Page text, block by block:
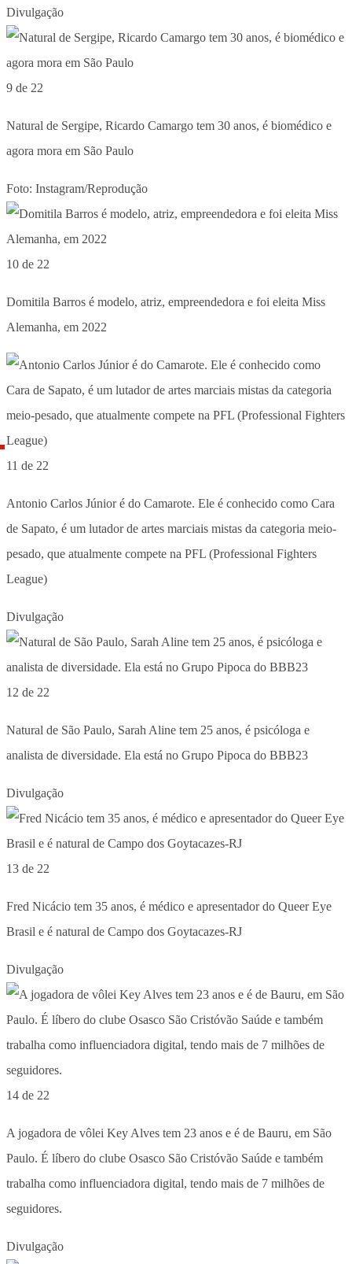
Divulgação
9 de 22
Natural de Sergipe, Ricardo Camargo tem 30 anos, é biomédico e
agora mora em São Paulo
Foto: Instagram/Reprodução
10 de 22
Domitila Barros é modelo, atriz, empreendedora e foi eleita Miss
Alemanha, em 2022
11 de 22
Antonio Carlos Júnior é do Camarote. Ele é conhecido como Cara
de Sapato, é um lutador de artes marciais mistas da categoria meio-
pesado, que atualmente compete na PFL (Professional Fighters
League)
Divulgação
12 de 22
Natural de São Paulo, Sarah Aline tem 25 anos, é psicóloga e
analista de diversidade. Ela está no Grupo Pipoca do BBB23
Divulgação
13 de 22
Fred Nicácio tem 35 anos, é médico e apresentador do Queer Eye
Brasil e é natural de Campo dos Goytacazes-RJ
Divulgação
14 de 22
A jogadora de vôlei Key Alves tem 23 anos e é de Bauru, em São
Paulo. É líbero do clube Osasco São Cristóvão Saúde e também
trabalha como influenciadora digital, tendo mais de 7 milhões de
seguidores.
Divulgação